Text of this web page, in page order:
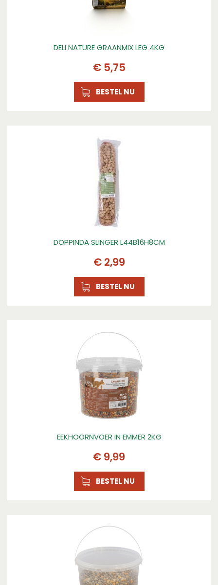
DELI NATURE GRAANMIX LEG 4KG
€ 5,75
BESTEL NU
DOPPINDA SLINGER L44B16H8CM
€ 2,99
BESTEL NU
EEKHOORNVOER IN EMMER 2KG
€ 9,99
BESTEL NU